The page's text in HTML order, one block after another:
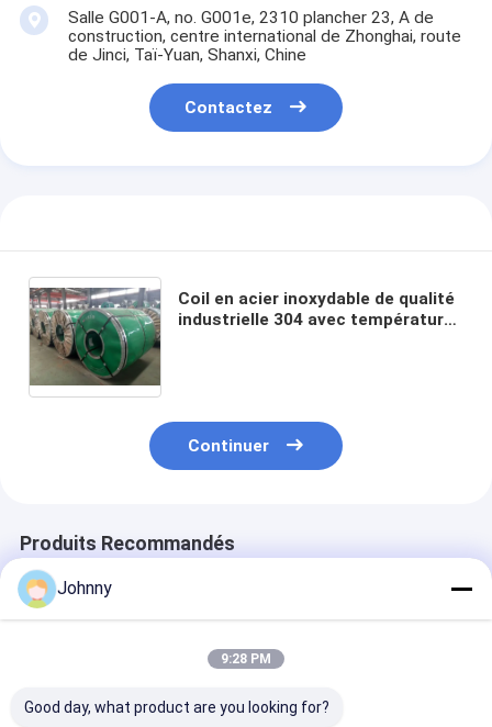
Salle G001-A, no. G001e, 2310 plancher 23, A de
construction, centre international de Zhonghai, route
de Jinci, Taï-Yuan, Shanxi, Chine
Contactez
Coil en acier inoxydable de qualité
industrielle 304 avec température
Continuer
Produits Recommandés
Johnny
9:28 PM
Good day, what product are you looking for?